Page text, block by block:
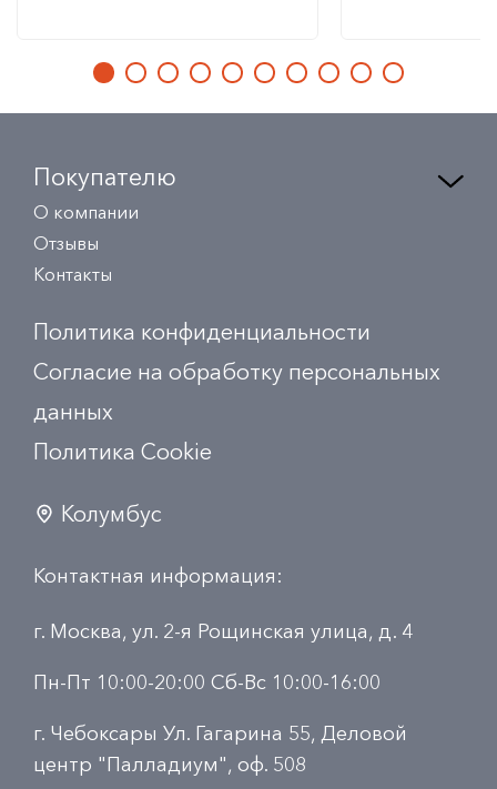
Покупателю
О компании
Отзывы
Контакты
Политика конфиденциальности
Согласие на обработку персональных
данных
Политика Сookie
Колумбус
Контактная информация:
г. Москва, ул. 2-я Рощинская улица, д. 4
Пн-Пт 10:00-20:00 Сб-Вс 10:00-16:00
г. Чебоксары Ул. Гагарина 55, Деловой
центр "Палладиум", оф. 508